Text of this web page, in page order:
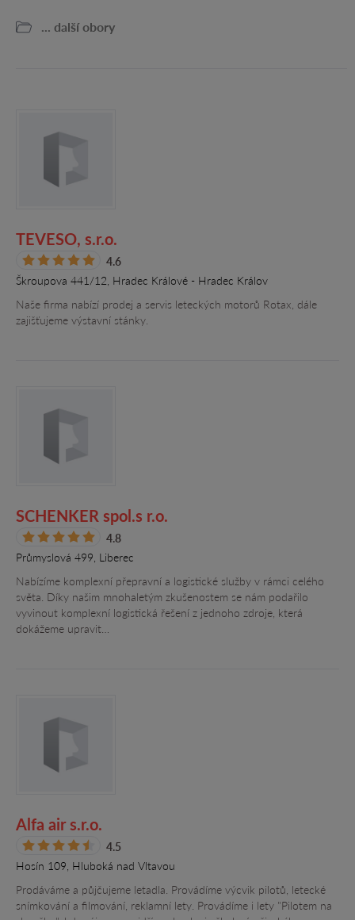
... další obory
TEVESO, s.r.o.
4.6
Škroupova 441/12, Hradec Králové - Hradec Králov
Naše firma nabízí prodej a servis leteckých motorů Rotax, dále
zajišťujeme výstavní stánky.
SCHENKER spol.s r.o.
4.8
Průmyslová 499, Liberec
Nabízíme komplexní přepravní a logistické služby v rámci celého
světa. Díky našim mnohaletým zkušenostem se nám podařilo
vyvinout komplexní logistická řešení z jednoho zdroje, která
dokážeme upravit…
Alfa air s.r.o.
4.5
Hosín 109, Hluboká nad Vltavou
Prodáváme a půjčujeme letadla. Provádíme výcvik pilotů, letecké
snímkování a filmování, reklamní lety. Provádíme i lety "Pilotem na